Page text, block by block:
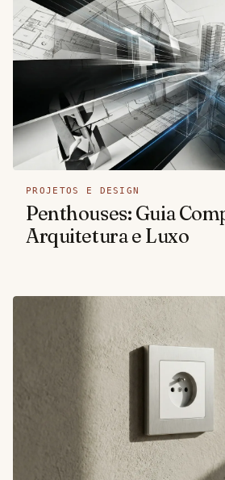
PROJETOS E DESIGN
Penthouses: Guia
Arquitetura e Luxo